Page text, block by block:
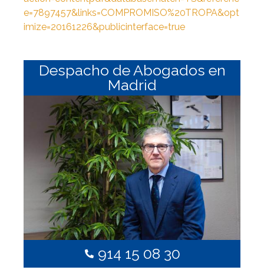
e=7897457&links=COMPROMISO%20TROPA&opt
imize=20161226&publicinterface=true
Despacho de Abogados en
Madrid
914 15 08 30